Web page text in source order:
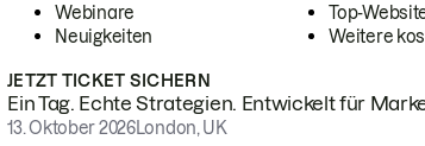
Webinare
Neuigkeiten
Top-
Weitere
JETZT TICKET SICHERN
Ein Tag. Echte Strategien. Entwickelt für
13. Oktober 2026London, UK